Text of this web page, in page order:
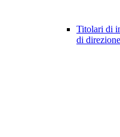
Titolari di
di